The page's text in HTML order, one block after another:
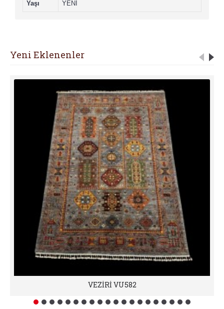
Yaşı YENİ
Yeni Eklenenler
VEZİRİ VU582